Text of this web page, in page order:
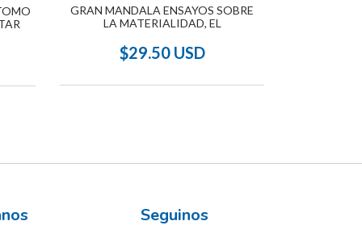
GRAN MANDALA ENSAYOS SOBRE
LA MATERIALIDAD, EL
$29.50 USD
Seguinos